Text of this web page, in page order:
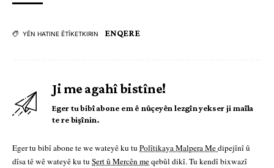
YÊN HATINE ÊTÎKETKIRIN ENQERE
Ji me agahî bistîne!
Eger tu bibî abone em ê nûçeyên lezgîn yekser ji maîla
te re bişînin.
Eger tu bibî abone te we wateyê ku tu Polîtikaya Malpera Medipejînî û
dîsa tê wê wateyê ku tu Şert û Mercên meqebûl dikî. Tu kendî bixwazî